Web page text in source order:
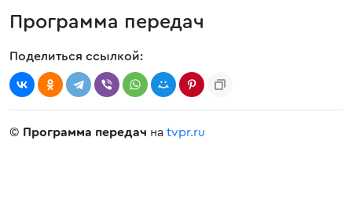
Программа передач
Поделиться ссылкой:
© Программа передач на tvpr.ru